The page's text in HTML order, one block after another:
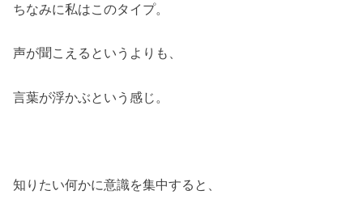
ちなみに私はこのタイプ。
声が聞こえるというよりも、
言葉が浮かぶという感じ。
知りたい何かに意識を集中すると、